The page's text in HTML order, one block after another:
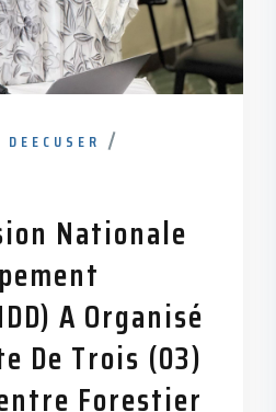
DEECUSER
Nationale
A Organisé
De Trois (03)
Forestier